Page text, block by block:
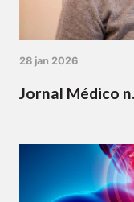
28 jan 2026
Jornal Médico